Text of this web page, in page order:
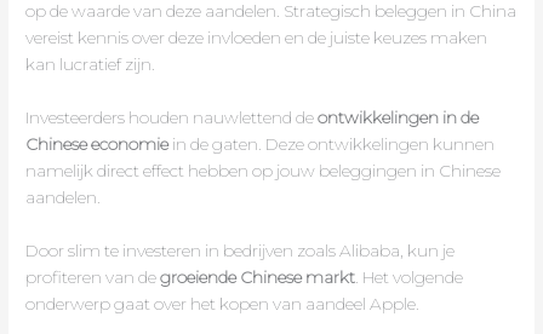
op de waarde van deze aandelen. Strategisch beleggen in China
vereist kennis over deze invloeden en de juiste keuzes maken
kan lucratief zijn.
Investeerders houden nauwlettend deontwikkelingen in de
Chinese economiein de gaten. Deze ontwikkelingen kunnen
namelijk direct effect hebben op jouw beleggingen in Chinese
aandelen.
Door slim te investeren in bedrijven zoals Alibaba, kun je
profiteren van degroeiende Chinese markt . Het volgende
onderwerp gaat over het kopen van aandeel Apple.